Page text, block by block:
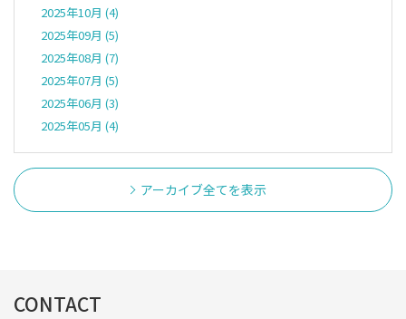
2025年10月 (4)
2025年09月 (5)
2025年08月 (7)
2025年07月 (5)
2025年06月 (3)
2025年05月 (4)
アーカイブ全てを表示
CONTACT